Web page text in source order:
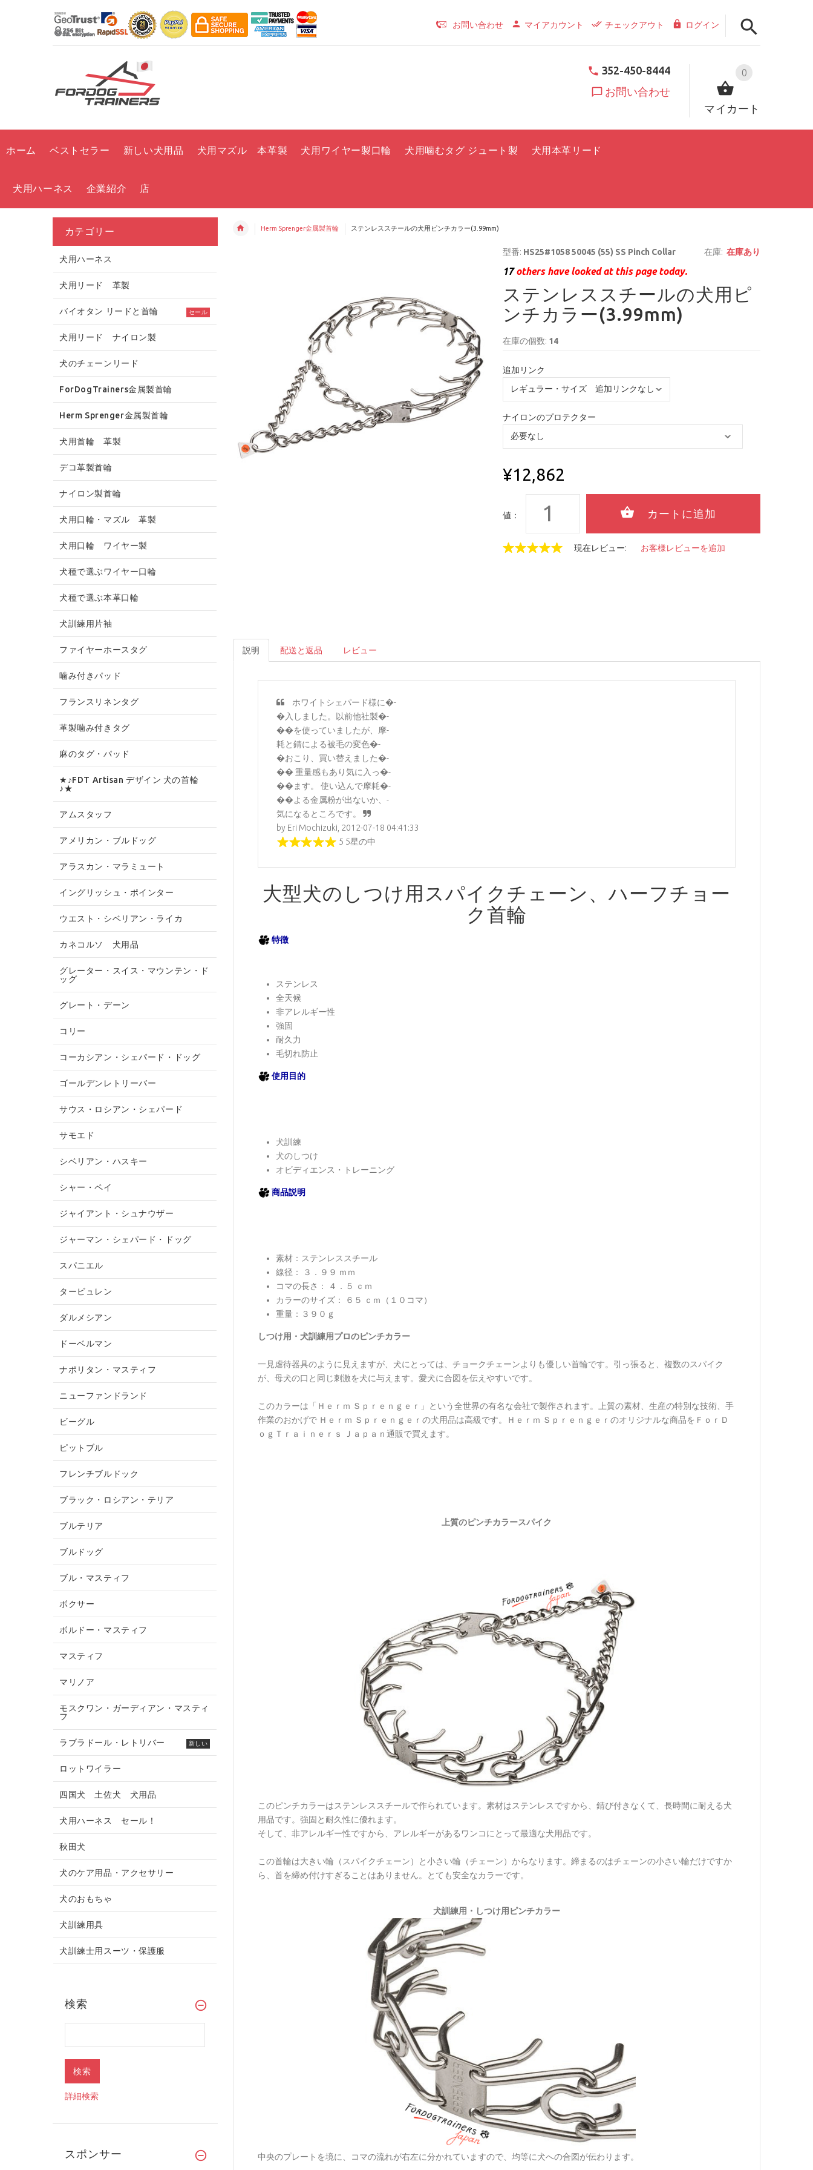
お問い合わせ マイアカウント チェックアウト ログイン
0
マイカート
352-450-8444
お問い合わせ
ホーム ベストセラー 新しい犬用品 犬用マズル 本革製 犬用ワイヤー製口輪 犬用噛むタグ ジュート製 犬用本革リード
犬用ハーネス 企業紹介 店
Herm Sprenger金属製首輪 ステンレススチールの犬用ピンチカラー(3.99mm)
型番: HS25#1058 50045 (55) SS Pinch Collar 在庫: 在庫あり
17others have looked at this page today.
ステンレススチールの犬用ピ
ンチカラー(3.99mm)
在庫の個数: 14
追加リンク
ナイロンのプロテクター
¥12,862
値：
現在レビュー: お客様レビューを追加
説明 配送と返品 レビュー
ホワイトシェパード様に�-
�入しました。以前他社製�-
��を使っていましたが、摩-
耗と錆による被毛の変色�-
�おこり、買い替えました�-
�� 重量感もあり気に入っ�-
��ます。 使い込んで摩耗�-
��よる金属粉が出ないか、-
気になるところです。
by Eri Mochizuki, 2012-07-18 04:41:33
5 5星の中
大型犬のしつけ用スパイクチェーン、ハーフチョー
ク首輪
特徴
ステンレス
全天候
非アレルギー性
強固
耐久力
毛切れ防止
使用目的
犬訓練
犬のしつけ
オビディエンス・トレーニング
商品説明
素材：ステンレススチール
線径： ３．９９ ｍｍ
コマの長さ： ４．５ ｃｍ
カラーのサイズ： ６５ ｃｍ（１０コマ）
重量：３９０ｇ
しつけ用・犬訓練用プロのピンチカラー
一見虐待器具のように見えますが、犬にとっては、チョークチェーンよりも優しい首輪です。引っ張ると、複数のスパイク
が、母犬の口と同じ刺激を犬に与えます。愛犬に合図を伝えやすいです。
このカラーは「Ｈｅｒｍ Ｓｐｒｅｎｇｅｒ」という全世界の有名な会社で製作されます。上質の素材、生産の特別な技術、手
作業のおかげで Ｈｅｒｍ Ｓｐｒｅｎｇｅｒの犬用品は高級です。Ｈｅｒｍ Ｓｐｒｅｎｇｅｒのオリジナルな商品をＦｏｒＤ
ｏｇＴｒａｉｎｅｒｓ Ｊａｐａｎ通販で買えます。
上質のピンチカラースパイク
このピンチカラーはステンレススチールで作られています。素材はステンレスですから、錆び付きなくて、長時間に耐える犬
用品です。強固と耐久性に優れます。
そして、非アレルギー性ですから、アレルギーがあるワンコにとって最適な犬用品です。
この首輪は大きい輪（スパイクチェーン）と小さい輪（チェーン）からなります。締まるのはチェーンの小さい輪だけですか
ら、首を締め付けすぎることはありません。とても安全なカラーです。
犬訓練用・しつけ用ピンチカラー
中央のプレートを境に、コマの流れが右左に分かれていますので、均等に犬への合図が伝わります。
カテゴリー
犬用ハーネス
犬用リード 革製
バイオタン リードと首輪 セール
犬用リード ナイロン製
犬のチェーンリード
ForDogTrainers金属製首輪
Herm Sprenger金属製首輪
犬用首輪 革製
デコ革製首輪
ナイロン製首輪
犬用口輪・マズル 革製
犬用口輪 ワイヤー製
犬種で選ぶワイヤー口輪
犬種で選ぶ本革口輪
犬訓練用片袖
ファイヤーホースタグ
噛み付きパッド
フランスリネンタグ
革製噛み付きタグ
麻のタグ・パッド
★♪FDT Artisan デザイン 犬の首輪
♪★
アムスタッフ
アメリカン・ブルドッグ
アラスカン・マラミュート
イングリッシュ・ポインター
ウエスト・シベリアン・ライカ
カネコルソ 犬用品
グレーター・スイス・マウンテン・ド
ッグ
グレート・デーン
コリー
コーカシアン・シェパード・ドッグ
ゴールデンレトリーバー
サウス・ロシアン・シェパード
サモエド
シベリアン・ハスキー
シャー・ペイ
ジャイアント・シュナウザー
ジャーマン・シェパード・ドッグ
スパニエル
タービュレン
ダルメシアン
ドーベルマン
ナポリタン・マスティフ
ニューファンドランド
ビーグル
ピットブル
フレンチブルドック
ブラック・ロシアン・テリア
ブルテリア
ブルドッグ
ブル・マスティフ
ボクサー
ボルドー・マスティフ
マスティフ
マリノア
モスクワン・ガーディアン・マスティ
フ
ラブラドール・レトリバー 新しい
ロットワイラー
四国犬 土佐犬 犬用品
犬用ハーネス セール！
秋田犬
犬のケア用品・アクセサリー
犬のおもちゃ
犬訓練用具
犬訓練士用スーツ・保護服
検索
詳細検索
スポンサー